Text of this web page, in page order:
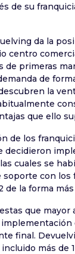
de su
da la
centro
de primeras
de
la
que ello
de los
decidieron
cuales se
con los
de la forma
que
final.
más de